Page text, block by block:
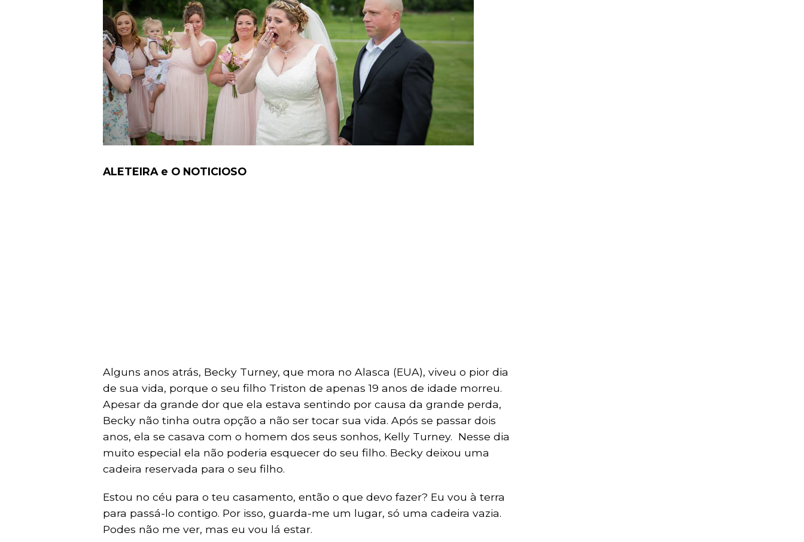
ALETEIRA e O NOTICIOSO
Alguns anos atrás, Becky Turney, que mora no Alasca (EUA), viveu o pior dia
de sua vida, porque o seu filho Triston de apenas 19 anos de idade morreu.
Apesar da grande dor que ela estava sentindo por causa da grande perda,
Becky não tinha outra opção a não ser tocar sua vida. Após se passar dois
anos, ela se casava com o homem dos seus sonhos, Kelly Turney. Nesse dia
muito especial ela não poderia esquecer do seu filho. Becky deixou uma
cadeira reservada para o seu filho.
Estou no céu para o teu casamento, então o que devo fazer? Eu vou à terra
para passá-lo contigo. Por isso, guarda-me um lugar, só uma cadeira vazia.
Podes não me ver, mas eu vou lá estar.